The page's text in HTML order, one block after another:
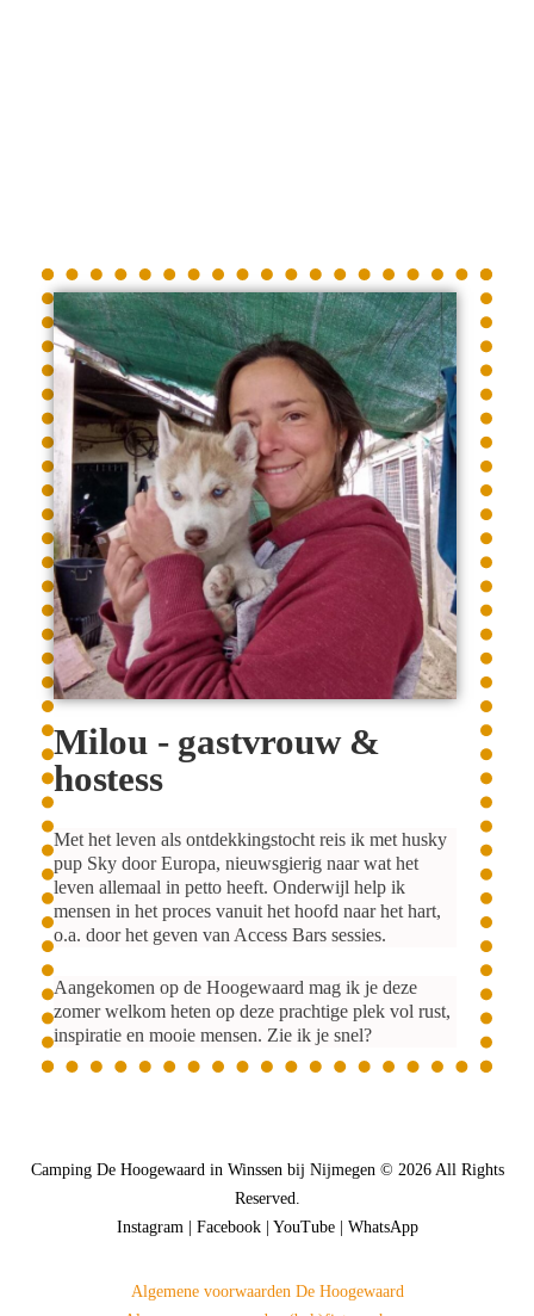
Milou - gastvrouw &
hostess
Met het leven als ontdekkingstocht reis ik met husky
pup Sky door Europa, nieuwsgierig naar wat het
leven allemaal in petto heeft. Onderwijl help ik
mensen in het proces vanuit het hoofd naar het hart,
o.a. door het geven van Access Bars sessies.
Aangekomen op de Hoogewaard mag ik je deze
zomer welkom heten op deze prachtige plek vol rust,
inspiratie en mooie mensen. Zie ik je snel?
Camping De Hoogewaard in Winssen bij Nijmegen © 2026 All Rights
Reserved.
Instagram| Facebook| YouTube| WhatsApp
Algemene voorwaarden De Hoogewaard